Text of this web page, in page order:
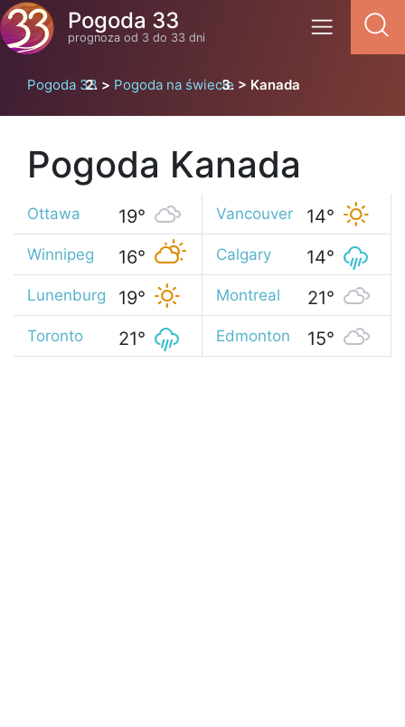
Pogoda 33
prognoza od 3 do 33 dni
Pogoda 33 Pogoda na świecie Kanada
Pogoda Kanada
Ottawa 19° Vancouver 14°
Winnipeg 16° Calgary 14°
Lunenburg 19° Montreal 21°
Toronto 21° Edmonton 15°